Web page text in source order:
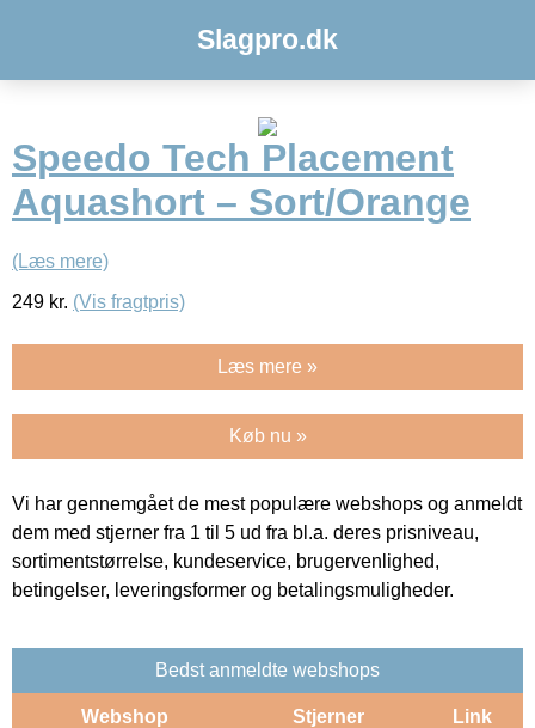
Slagpro.dk
Speedo Tech Placement
Aquashort – Sort/Orange
(Læs mere)
249 kr. (Vis fragtpris)
Læs mere »
Køb nu »
Vi har gennemgået de mest populære webshops og anmeldt
dem med stjerner fra 1 til 5 ud fra bl.a. deres prisniveau,
sortimentstørrelse, kundeservice, brugervenlighed,
betingelser, leveringsformer og betalingsmuligheder.
Bedst anmeldte webshops
Webshop Stjerner Link